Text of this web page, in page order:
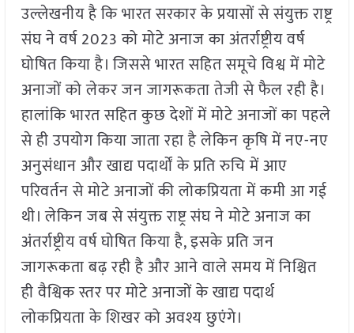
उल्लेखनीय है कि भारत सरकार के प्रयासों से संयुक्त राष्ट्र
संघ ने वर्ष 2023 को मोटे अनाज का अंतर्राष्ट्रीय वर्ष
घोषित किया है। जिससे भारत सहित समूचे विश्व में मोटे
अनाजों को लेकर जन जागरूकता तेजी से फैल रही है।
हालांकि भारत सहित कुछ देशों में मोटे अनाजों का पहले
से ही उपयोग किया जाता रहा है लेकिन कृषि में नए-नए
अनुसंधान और खाद्य पदार्थों के प्रति रुचि में आए
परिवर्तन से मोटे अनाजों की लोकप्रियता में कमी आ गई
थी। लेकिन जब से संयुक्त राष्ट्र संघ ने मोटे अनाज का
अंतर्राष्ट्रीय वर्ष घोषित किया है, इसके प्रति जन
जागरूकता बढ़ रही है और आने वाले समय में निश्चित
ही वैश्विक स्तर पर मोटे अनाजों के खाद्य पदार्थ
लोकप्रियता के शिखर को अवश्य छुएंगे।